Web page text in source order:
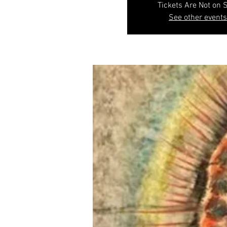
Tickets Are Not on
See other events